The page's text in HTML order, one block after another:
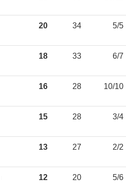
20 34 5/5
18 33 6/7
16 28 10/10
15 28 3/4
13 27 2/2
12 20 5/6